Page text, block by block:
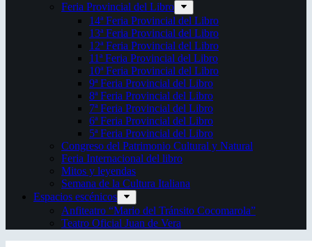
Feria Provincial del Libro
14ª Feria Provincial del Libro
13ª Feria Provincial del Libro
12ª Feria Provincial del Libro
11ª Feria Provincial del Libro
10ª Feria Provincial del Libro
9ª Feria Provincial del Libro
8ª Feria Provincial del Libro
7ª Feria Provincial del Libro
6ª Feria Provincial del Libro
5ª Feria Provincial del Libro
Congreso del Patrimonio Cultural y Natural
Feria Internacional del libro
Mitos y leyendas
Semana de la Cultura Italiana
Espacios escénicos
Anfiteatro “Mario del Tránsito Cocomarola”
Teatro Oficial Juan de Vera